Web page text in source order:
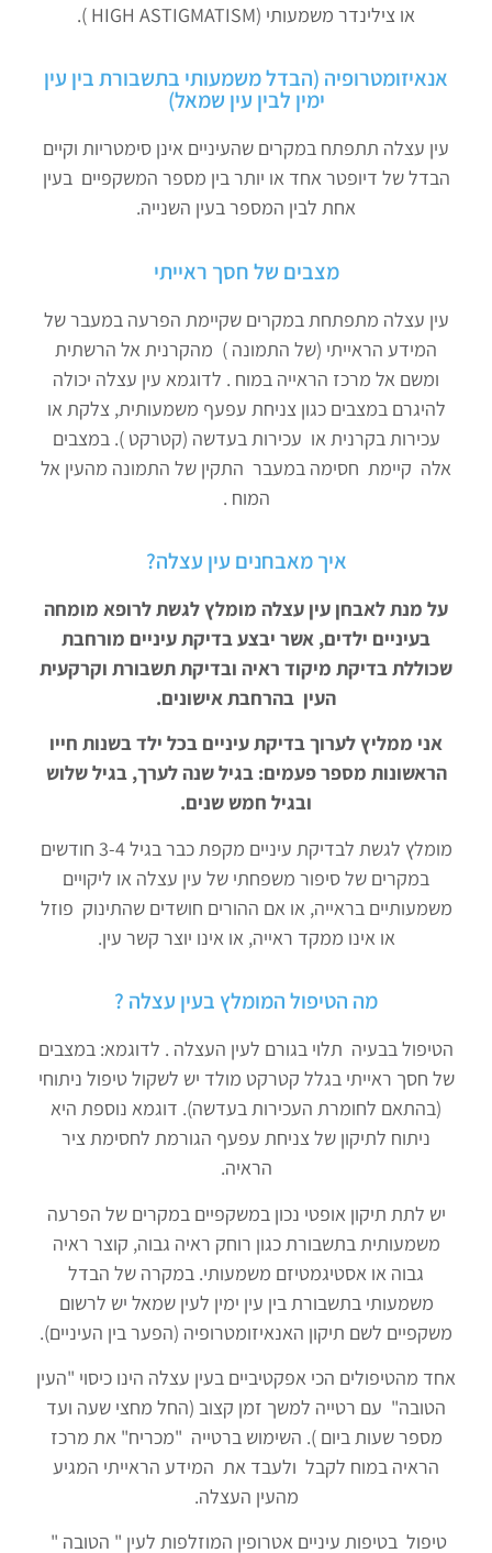
או צילינדר משמעותי (HIGH ASTIGMATISM ).
אנאיזומטרופיה (הבדל משמעותי בתשבורת בין עין
ימין לבין עין שמאל)
עין עצלה תתפתח במקרים שהעיניים אינן סימטריות וקיים
הבדל של דיופטר אחד או יותר בין מספר המשקפיים בעין
אחת לבין המספר בעין השנייה.
מצבים של חסך ראייתי
עין עצלה מתפתחת במקרים שקיימת הפרעה במעבר של
המידע הראייתי (של התמונה ) מהקרנית אל הרשתית
ומשם אל מרכז הראייה במוח . לדוגמא עין עצלה יכולה
להיגרם במצבים כגון צניחת עפעף משמעותית, צלקת או
עכירות בקרנית או עכירות בעדשה (קטרקט ). במצבים
אלה קיימת חסימה במעבר התקין של התמונה מהעין אל
המוח .
איך מאבחנים עין עצלה?
על מנת לאבחן עין עצלה מומלץ לגשת לרופא מומחה
בעיניים ילדים, אשר יבצע בדיקת עיניים מורחבת
שכוללת בדיקת מיקוד ראיה ובדיקת תשבורת וקרקעית
העין בהרחבת אישונים.
אני ממליץ לערוך בדיקת עיניים בכל ילד בשנות חייו
הראשונות מספר פעמים: בגיל שנה לערך, בגיל שלוש
ובגיל חמש שנים.
מומלץ לגשת לבדיקת עיניים מקפת כבר בגיל 3-4 חודשים
במקרים של סיפור משפחתי של עין עצלה או ליקויים
משמעותיים בראייה, או אם ההורים חושדים שהתינוק פוזל
או אינו ממקד ראייה, או אינו יוצר קשר עין.
מה הטיפול המומלץ בעין עצלה ?
הטיפול בבעיה תלוי בגורם לעין העצלה . לדוגמא: במצבים
של חסך ראייתי בגלל קטרקט מולד יש לשקול טיפול ניתוחי
(בהתאם לחומרת העכירות בעדשה). דוגמא נוספת היא
ניתוח לתיקון של צניחת עפעף הגורמת לחסימת ציר
הראיה.
יש לתת תיקון אופטי נכון במשקפיים במקרים של הפרעה
משמעותית בתשבורת כגון רוחק ראיה גבוה, קוצר ראיה
גבוה או אסטיגמטיזם משמעותי. במקרה של הבדל
משמעותי בתשבורת בין עין ימין לעין שמאל יש לרשום
משקפיים לשם תיקון האנאיזומטרופיה (הפער בין העיניים).
אחד מהטיפולים הכי אפקטיביים בעין עצלה הינו כיסוי "העין
הטובה" עם רטייה למשך זמן קצוב (החל מחצי שעה ועד
מספר שעות ביום ). השימוש ברטייה "מכריח" את מרכז
הראיה במוח לקבל ולעבד את המידע הראייתי המגיע
מהעין העצלה.
טיפול בטיפות עיניים אטרופין המוזלפות לעין " הטובה "